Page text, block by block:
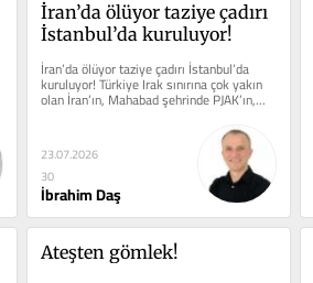
İran’da ölüyor taziye çadırı
İstanbul’da kuruluyor!
İran’da ölüyor taziye çadırı İstanbul’da
kuruluyor! Türkiye Irak sınırına çok yakın
olan İran’ın, Mahabad şehrinde PJAK’ın,...
23.07.2026
30
İbrahim Daş
Ateşten gömlek!